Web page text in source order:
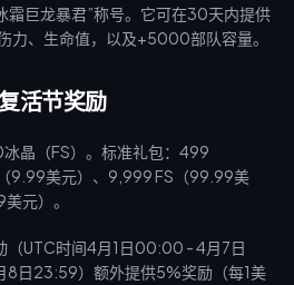
霜巨龙暴君”称号。它可在30天内提供
力、生命值，以及+5000部队容量。
活节奖励
晶（FS）。标准礼包：499
9.99美元）、9,999 FS（99.99美
元）。
（UTC时间4月1日00:00 - 4月7日
8日23:59）额外提供5%奖励（每1美